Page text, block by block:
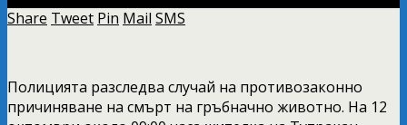
Share Tweet Pin Mail SMS
Полицията разследва случай на противозаконно
причиняване на смърт на гръбначно животно. На 12